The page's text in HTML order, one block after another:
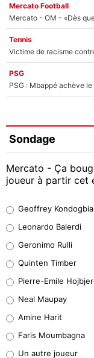
Mercato Football
Tennis
PSG
PSG : Mbappé achève
Sondage
Mercato - Ça
joueur à partir cet
38%
32%
4%
1%
Geoffrey Kondogbia
Leonardo Balerdi
Geronimo Rulli
Quinten Timber
Pierre-Emile
Neal Maupay
Amine Harit
Faris Moumbagna
Un autre joueur